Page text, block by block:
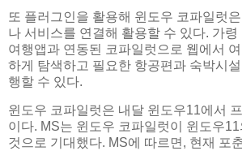
또 플러그인을 활용해 윈도우 코파일럿
나 서비스를 연결해 활용할 수 있다. 가령
여행앱과 연동된 코파일럿으로 웹에서
하게 탐색하고 필요한 항공편과 숙박시
행할 수 있다.
윈도우 코파일럿은 내달 윈도우11에서
이다. MS는 윈도우 코파일럿이 윈도우
것으로 기대했다. MS에 따르면, 현재 포